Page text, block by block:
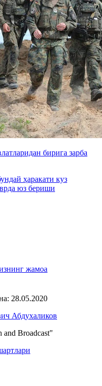
бирига зарба
ҳаракати куз
юз бериши
жамоа
28.05.2020
Абдухаликов
and Broadcast"